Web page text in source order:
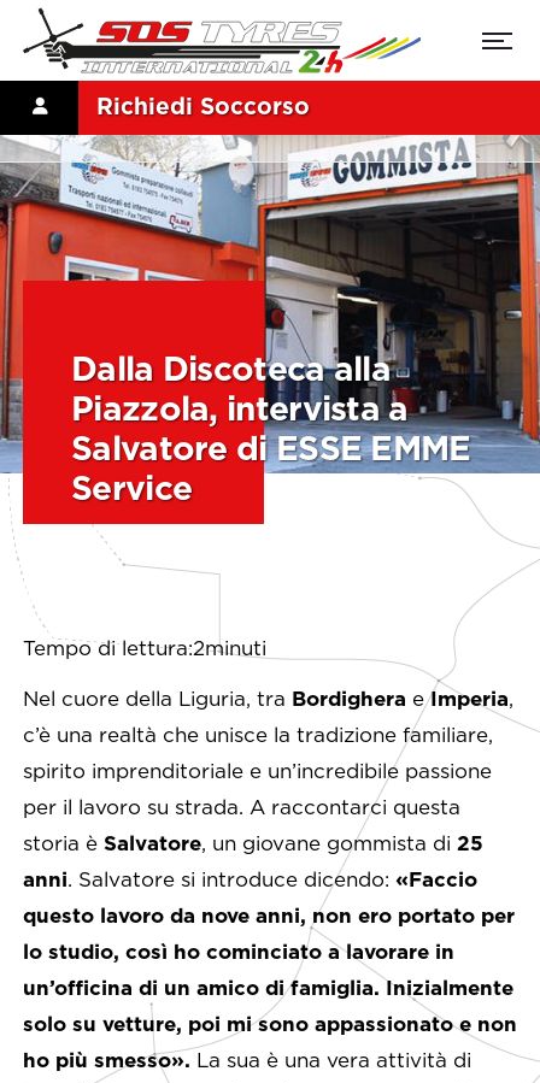
Richiedi Soccorso
Dalla Discoteca alla
Piazzola, intervista a
Salvatore di ESSE EMME
Service
Tempo di lettura:2minuti
Nel cuore della Liguria, tra Bordighera eImperia,
c’è una realtà che unisce la tradizione familiare,
spirito imprenditoriale e un’incredibile passione
per il lavoro su strada. A raccontarci questa
storia è Salvatore, un giovane gommista di 25
anni. Salvatore si introduce dicendo: «Faccio
questo lavoro da nove anni, non ero portato per
lo studio, così ho cominciato a lavorare in
un’officina di un amico di famiglia. Inizialmente
solo su vetture, poi mi sono appassionato e non
ho più smesso». La sua è una vera attività di